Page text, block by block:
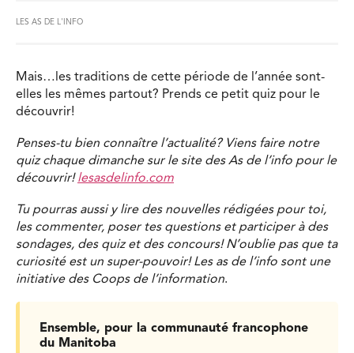
LES AS DE L'INFO
Mais…les traditions de cette période de l’année sont-
elles les mêmes partout? Prends ce petit quiz pour le
découvrir!
Penses-tu bien connaître l’actualité? Viens faire notre
quiz chaque dimanche sur le site des As de l’info pour le
découvrir!lesasdelinfo.com
Tu pourras aussi y lire des nouvelles rédigées pour toi,
les commenter, poser tes questions et participer à des
sondages, des quiz et des concours! N’oublie pas que ta
curiosité est un super-pouvoir! Les as de l’info sont une
initiative des Coops de l’information.
Ensemble, pour la communauté francophone
du Manitoba